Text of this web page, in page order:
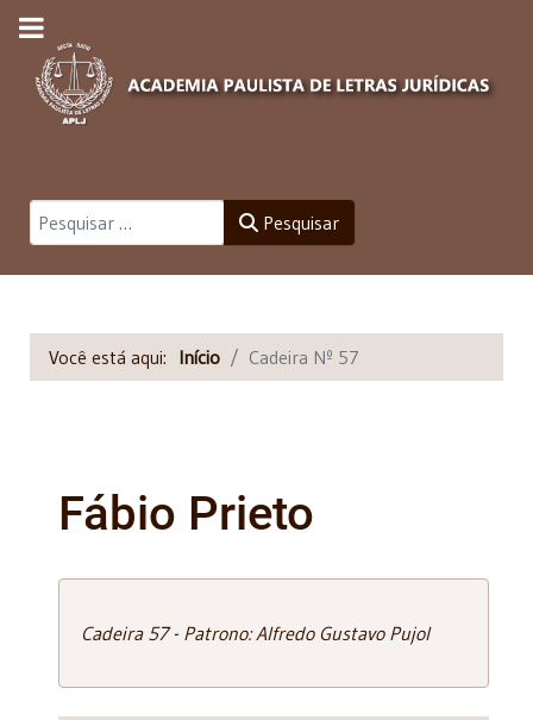
Pesquisar Pesquisar
Você está aqui: Início Cadeira Nº 57
Fábio Prieto
Cadeira 57 - Patrono: Alfredo Gustavo Pujol